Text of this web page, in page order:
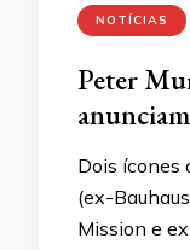
NOTÍCIAS
Peter
Dois ícones
(ex-
Mission e